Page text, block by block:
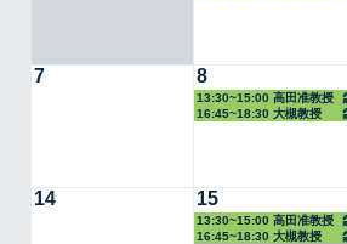
7 8
13:30~15:00 高田准教授
16:45~18:30 大槻教授
14 15
13:30~15:00 高田准教授
16:45~18:30 大槻教授